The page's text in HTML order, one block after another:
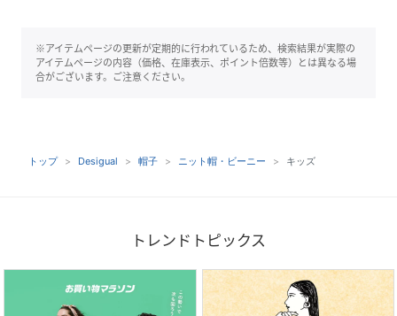
※アイテムページの更新が定期的に行われているため、検索結果が実際の
アイテムページの内容（価格、在庫表示、ポイント倍数等）とは異なる場
合がございます。ご注意ください。
トップ Desigual 帽子 ニット帽・ビーニー キッズ
トレンドトピックス